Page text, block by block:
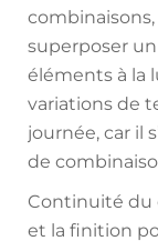
superposer
éléments à la
variations de
journée, car il
de
Continuité du
et la finition